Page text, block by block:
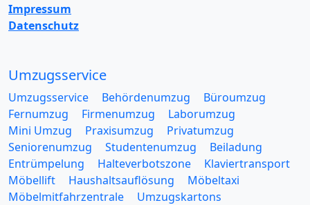
Impressum
Datenschutz
Umzugsservice
Umzugsservice Behördenumzug
Büroumzug
Fernumzug
Firmenumzug
Laborumzug
Mini Umzug
Praxisumzug
Privatumzug
Seniorenumzug
Studentenumzug
Beiladung
Entrümpelung
Halteverbotszone
Klaviertransport
Möbellift
Haushaltsauflösung
Möbeltaxi
Möbelmitfahrzentrale
Umzugskartons